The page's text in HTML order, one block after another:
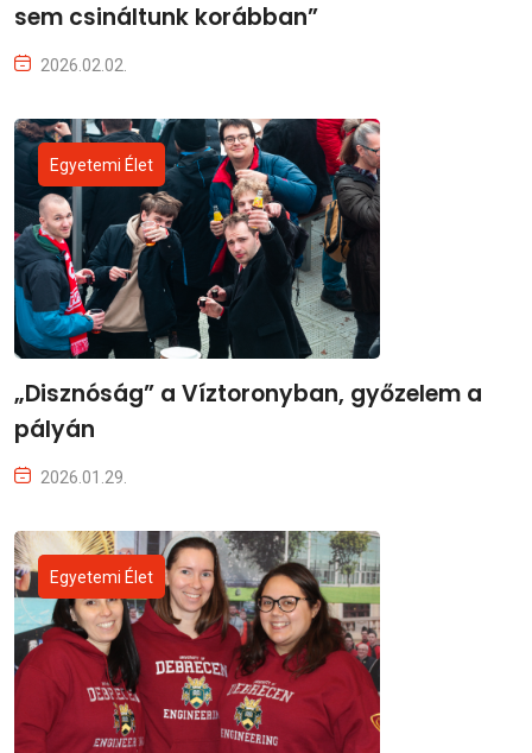
sem csináltunk korábban”
2026.02.02.
Egyetemi Élet
„Disznóság” a Víztoronyban, győzelem a
pályán
2026.01.29.
Egyetemi Élet